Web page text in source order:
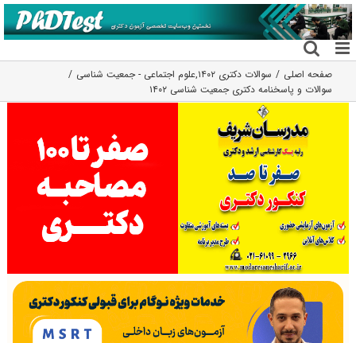
رفتن
به
محتوا
صفحه اصلی سوالات دکتری ۱۴۰۲ ,علوم اجتماعی - جمعیت شناسی
سوالات و پاسخنامه دکتری جمعیت‌ شناسی ۱۴۰۲